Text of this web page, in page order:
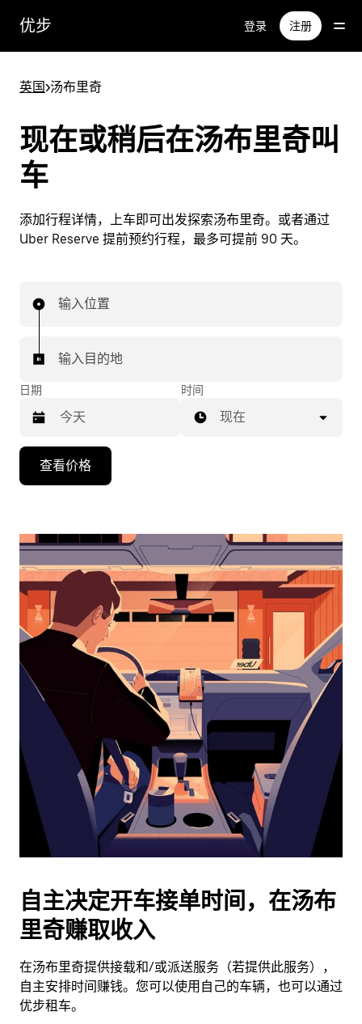
优步 登录 注册
英国>汤布里奇
现在或稍后在汤布里奇叫
车
添加行程详情，上车即可出发探索汤布里奇。或者通过
Uber Reserve 提前预约行程，最多可提前 90 天。
输入位置
输入目的地
日期
向
头
浏
日
并
期。
按
退
闭
日
历。
时间
现在
查看价格
自主决定开车接单时间，在汤布
里奇赚取收入
在汤布里奇提供接载和/或派送服务（若提供此服务），
自主安排时间赚钱。您可以使用自己的车辆，也可以通过
优步租车。